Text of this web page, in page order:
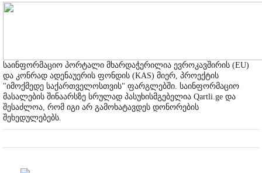
საინფორმაციო პორტალი მხარდაჭერილია ევროკავშირის (EU)
და კონრად ადენაუერის ფონდის (KAS) მიერ, პროექტის
"იმოქმედე საქართველოსთვის" ფარგლებში. საინფორმაციო
მასალების შინაარსზე სრულად პასუხისმგებელია Qartli.ge და
შესაძლოა, რომ იგი არ გამოხატავდეს დონორების
შეხედულებებს.